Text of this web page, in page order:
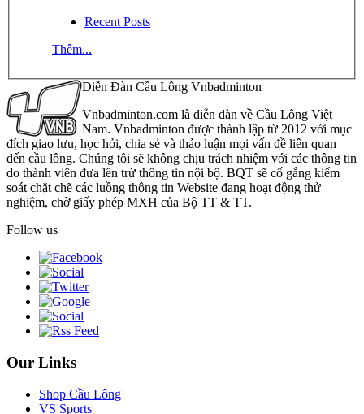
Recent Posts
Thêm...
Diễn Đàn Cầu Lông Vnbadminton
Vnbadminton.com là diễn đàn về Cầu Lông Việt
Nam. Vnbadminton được thành lập từ 2012 với mục
đích giao lưu, học hỏi, chia sẻ và thảo luận mọi vấn đề liên quan
đến cầu lông. Chúng tôi sẽ không chịu trách nhiệm với các thông tin
do thành viên đưa lên trừ thông tin nội bộ. BQT sẽ cố gắng kiểm
soát chặt chẽ các luồng thông tin Website đang hoạt động thử
nghiệm, chờ giấy phép MXH của Bộ TT & TT.
Follow us
Our Links
Shop Cầu Lông
VS Sports